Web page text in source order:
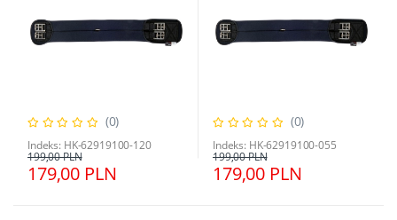
(0)
Indeks: HK-62919100-120
179,00 PLN
199,00 PLN
(0)
Indeks: HK-62919100-055
179,00 PLN
199,00 PLN